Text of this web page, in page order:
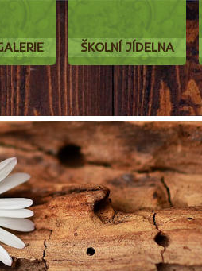
ŠKOLNÍ JÍDELNA